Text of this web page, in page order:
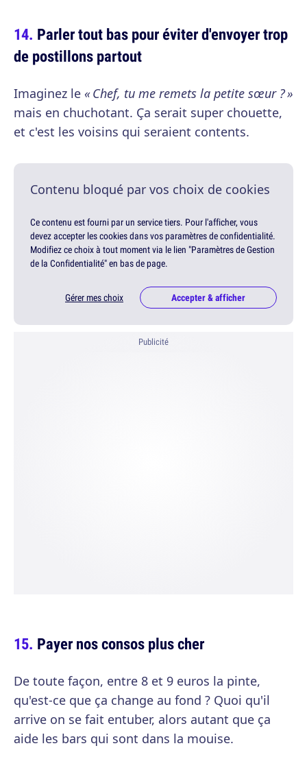
Parler tout bas pour éviter d'envoyer trop
de postillons partout
Imaginez le « Chef, tu me remets la petite sœur ? »
mais en chuchotant. Ça serait super chouette,
et c'est les voisins qui seraient contents.
Contenu bloqué par vos choix de cookies
Ce contenu est fourni par un service tiers. Pour l'afficher, vous
devez accepter les cookies dans vos paramètres de confidentialité.
Modifiez ce choix à tout moment via le lien "Paramètres de Gestion
de la Confidentialité" en bas de page.
Gérer mes choix Accepter & afficher
Publicité
Payer nos consos plus cher
De toute façon, entre 8 et 9 euros la pinte,
qu'est-ce que ça change au fond ? Quoi qu'il
arrive on se fait entuber, alors autant que ça
aide les bars qui sont dans la mouise.